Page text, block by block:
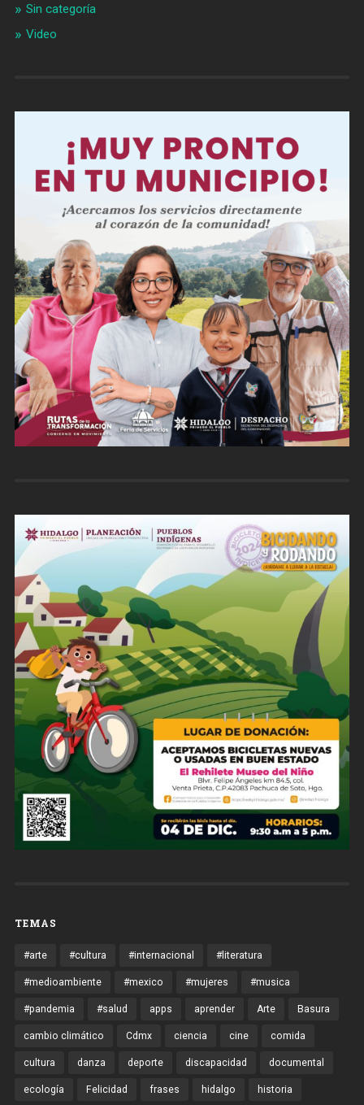
Sin categoría
Video
TEMAS
#arte #cultura #internacional #literatura
#medioambiente #mexico #mujeres #musica
#pandemia #salud apps aprender Arte Basura
cambio climático Cdmx ciencia cine comida
cultura danza deporte discapacidad documental
ecología Felicidad frases hidalgo historia